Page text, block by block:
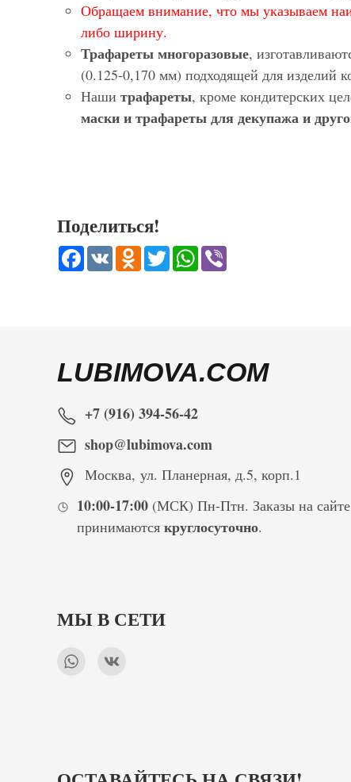
Обращаем внимание, что мы указываем
либо ширину.
Трафареты многоразовые,
(0.125-0,170 мм) подходящей для изделий
Наши трафареты, кроме кондитерских
маски и трафареты для декупажа и
Поделиться!
Facebook
VK Odnoklassniki
TwitterWhatsApp
LUBIMOVA.COM
+7 (916) 394-56-42
shop@lubimova.com
Москва, ул. Планерная, д.5, корп.1
10:00-17:00(МСК) Пн-Птн. Заказы на сайте
принимаются круглосуточно.
МЫ В СЕТИ